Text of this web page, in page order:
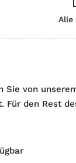
Alle
Sie von
Für den Rest